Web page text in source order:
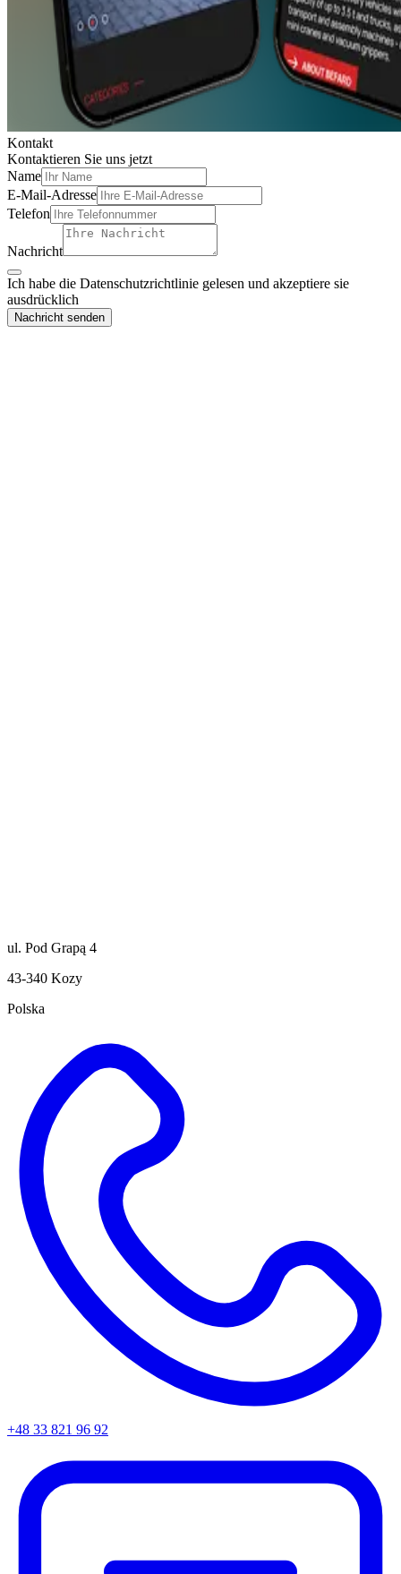
Kontakt
Kontaktieren Sie uns jetzt
Name
E-Mail-Adresse
Telefon
Nachricht
Ich habe die Datenschutzrichtlinie gelesen und akzeptiere sie
ausdrücklich
Nachricht senden
ul. Pod Grapą 4
43-340 Kozy
Polska
+48 33 821 96 92